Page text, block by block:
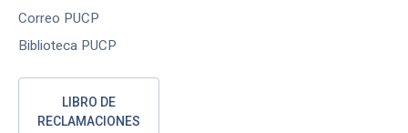
Correo PUCP
Biblioteca PUCP
LIBRO DE
RECLAMACIONES